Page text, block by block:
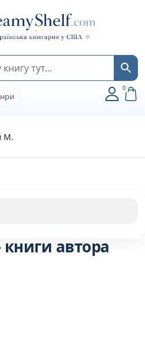
0
М.
автора